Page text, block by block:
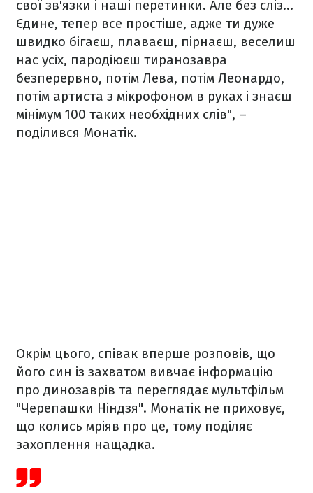
свої зв'язки і наші перетинки. Але без сліз...
Єдине, тепер все простіше, адже ти дуже
швидко бігаєш, плаваєш, пірнаєш, веселиш
нас усіх, пародіюєш тиранозавра
безперервно, потім Лева, потім Леонардо,
потім артиста з мікрофоном в руках і знаєш
мінімум 100 таких необхідних слів", –
поділився Монатік.
Окрім цього, співак вперше розповів, що
його син із захватом вивчає інформацію
про динозаврів та переглядає мультфільм
"Черепашки Ніндзя". Монатік не приховує,
що колись мріяв про це, тому поділяє
захоплення нащадка.